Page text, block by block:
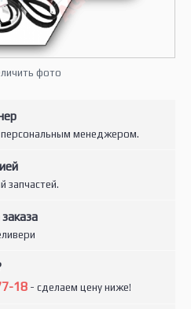
фото
менеджером.
запчастей.
18 - сделаем цену ниже!